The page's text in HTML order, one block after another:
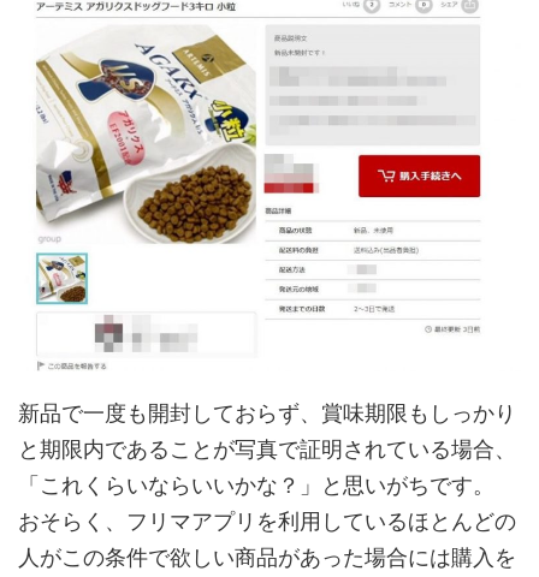
新品で一度も開封しておらず、賞味期限もしっかり
と期限内であることが写真で証明されている場合、
「これくらいならいいかな？」と思いがちです。
おそらく、フリマアプリを利用しているほとんどの
人がこの条件で欲しい商品があった場合には購入を